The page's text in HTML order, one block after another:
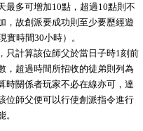
最多可增加10點，超過10點則不
，故創派要成功則至少要歷經遊
實時間30小時）。
只計算該位師父於當日子時1刻前
，超過時間所招收的徒弟則列為
時關係者玩家不必在線亦可，達
位師父便可以行使創派指令進行
。